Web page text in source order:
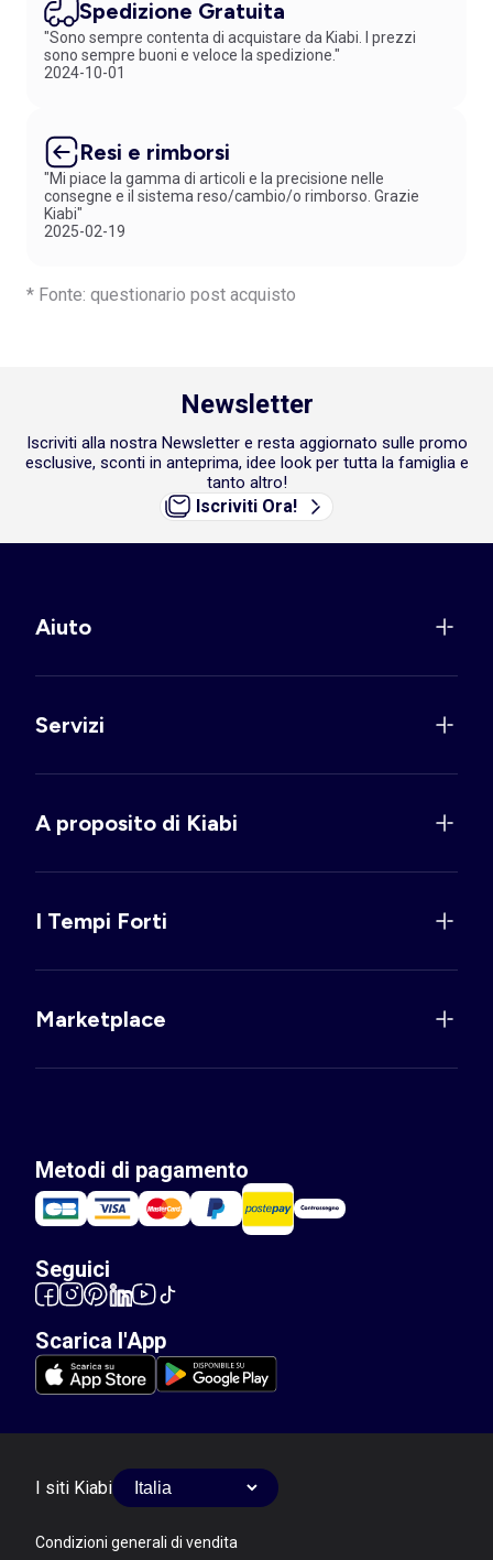
Spedizione Gratuita
"Sono sempre contenta di acquistare da Kiabi. I prezzi
sono sempre buoni e veloce la spedizione."
2024-10-01
Resi e rimborsi
"Mi piace la gamma di articoli e la precisione nelle
consegne e il sistema reso/cambio/o rimborso. Grazie
Kiabi"
2025-02-19
* Fonte: questionario post acquisto
Newsletter
Iscriviti alla nostra Newsletter e resta aggiornato sulle promo
esclusive, sconti in anteprima, idee look per tutta la famiglia e
tanto altro!
Iscriviti Ora!
Aiuto
Servizi
A proposito di Kiabi
I Tempi Forti
Marketplace
Metodi di pagamento
Seguici
Scarica l'App
I siti Kiabi
Condizioni generali di vendita